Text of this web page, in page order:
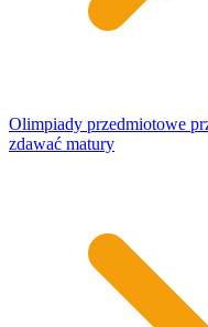
Olimpiady przedmiotowe
zdawać matury